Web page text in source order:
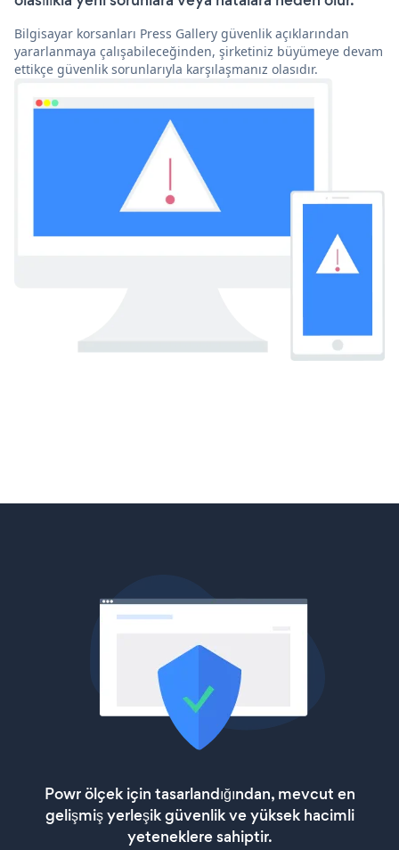
Bilgisayar korsanları Press Gallery güvenlik açıklarından
yararlanmaya çalışabileceğinden, şirketiniz büyümeye devam
ettikçe güvenlik sorunlarıyla karşılaşmanız olasıdır.
Powr ölçek için tasarlandığından, mevcut en
gelişmiş yerleşik güvenlik ve yüksek hacimli
yeteneklere sahiptir.